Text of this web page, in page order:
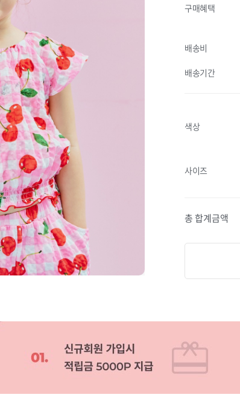
구매혜택
배송비
배송기간
색상
사이즈
총 합계금액